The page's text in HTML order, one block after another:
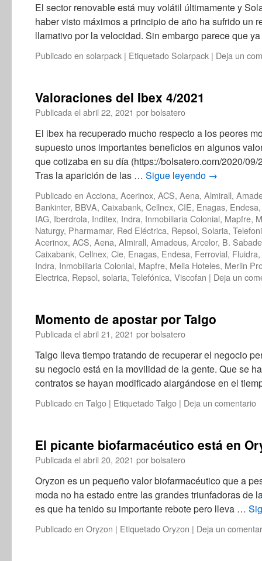
El sector renovable está muy volátil últimamente y
haber visto máximos a principio de año ha sufrido un
llamativo por la velocidad. Sin embargo parece que
Publicado en solarpack | Etiquetado Solarpack | Deja un
Valoraciones del Ibex 4/2021
Publicada el abril 22, 2021 porbolsatero
El ibex ha recuperado mucho respecto a los peores
supuesto unos importantes beneficios en algunos
que cotizaba en su día (https://bolsatero.com/2020/
Tras la aparición de las … Sigue leyendo →
Publicado en Acciona, Acerinox, ACS, Aena, Almirall,
Bankinter, BBVA, Caixabank, Cellnex, CIE, Enagas, Endesa
IAG, Iberdrola, Inditex, Indra, Inmobiliaria Colonial, Mapfre,
Naturgy, Pharmamar, Red Eléctrica, Repsol, Solaria,
Acerinox, ACS, Aena, Almirall, Amadeus, Arcelor, B.
Caixabank, Cellnex, Cie, Enagas, Endesa, Ferrovial, Fluidra,
Indra, Inmobiliaria Colonial, Mapfre, Melia Hoteles, Merlin
Electrica, Repsol, solaria, Telefónica, Viscofan | Deja un
Momento de apostar por Talgo
Publicada el abril 21, 2021 porbolsatero
Talgo lleva tiempo tratando de recuperar el negocio
su negocio está en la movilidad de la gente. Que se
contratos se hayan modificado alargándose en el
Publicado en Talgo | EtiquetadoTalgo | Deja un comentario
El picante biofarmacéutico está en
Publicada el abril 20, 2021 porbolsatero
Oryzon es un pequeño valor biofarmacéutico que a
moda no ha estado entre las grandes triunfadoras de
es que ha tenido su importante rebote pero lleva …
Publicado en Oryzon | EtiquetadoOryzon | Deja un